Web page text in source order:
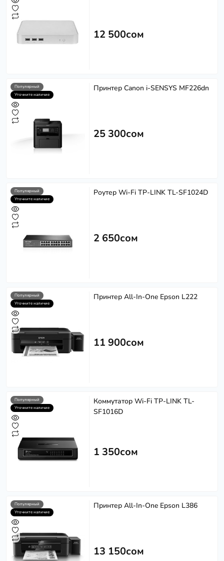
12 500сом
Популярный
Уточните наличие
Принтер Canon i-SENSYS MF226dn
25 300сом
Популярный
Уточните наличие
Роутер Wi-Fi TP-LINK TL-SF1024D
2 650сом
Популярный
Уточните наличие
Принтер All-In-One Epson L222
11 900сом
Популярный
Уточните наличие
Коммутатор Wi-Fi TP-LINK TL-
SF1016D
1 350сом
Популярный
Уточните наличие
Принтер All-In-One Epson L386
13 150сом